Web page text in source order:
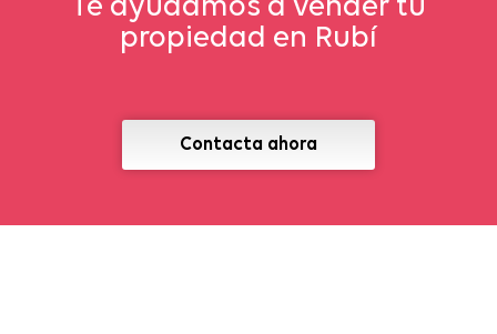
Te ayudamos a vender tu
propiedad en Rubí
Contacta ahora